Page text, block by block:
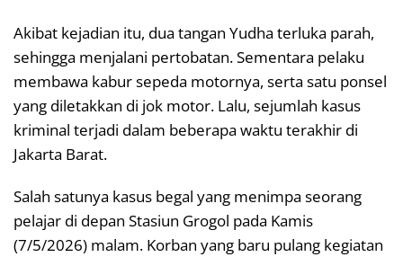
Akibat kejadian itu, dua tangan Yudha terluka parah,
sehingga menjalani pertobatan. Sementara pelaku
membawa kabur sepeda motornya, serta satu ponsel
yang diletakkan di jok motor. Lalu, sejumlah kasus
kriminal terjadi dalam beberapa waktu terakhir di
Jakarta Barat.
Salah satunya kasus begal yang menimpa seorang
pelajar di depan Stasiun Grogol pada Kamis
(7/5/2026) malam. Korban yang baru pulang kegiatan